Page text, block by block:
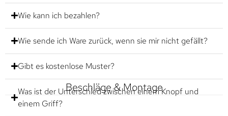
Wie kann ich bezahlen?
Wie sende ich Ware zurück, wenn sie mir nicht gefällt?
Gibt es kostenlose Muster?
Beschläge & Montage
Was ist der Unterschied zwischen einem Knopf und
einem Griff?